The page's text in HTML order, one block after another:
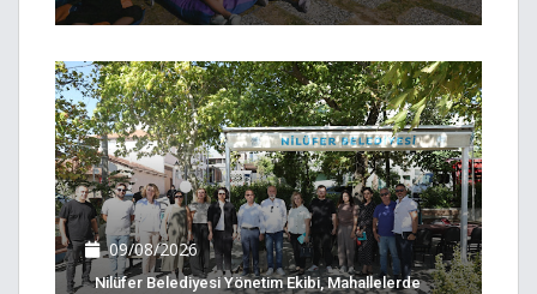
09/08/2026
Nilüfer Belediyesi Yönetim Ekibi, Mahallelerde